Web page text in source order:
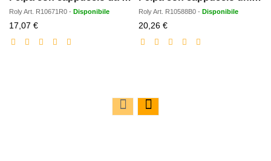
RolyArt. R10671R0 - Disponibile
17,07 €Prezzo
scontato
RolyArt. R10588B0 - Disponibile
20,26 €Prezzo
scontato